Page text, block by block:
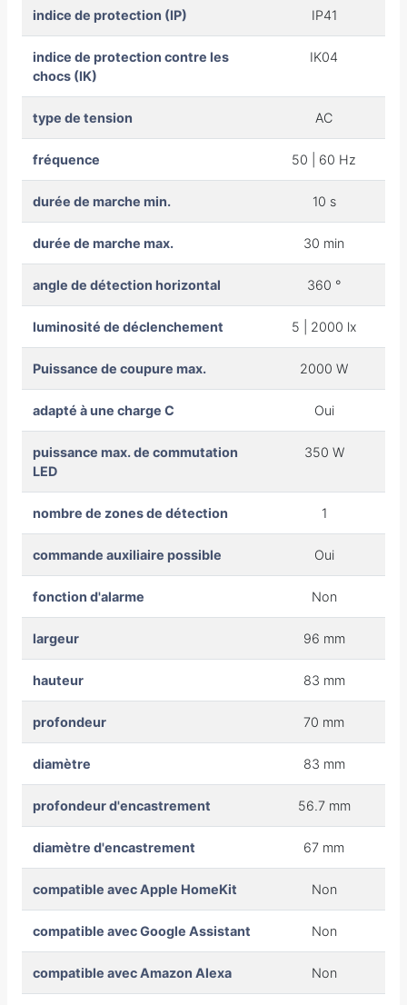
indice de protection (IP) IP41
indice de protection contre les
chocs (IK)
IK04
type de tension AC
fréquence 50 | 60 Hz
durée de marche min. 10 s
durée de marche max. 30 min
angle de détection horizontal 360 °
luminosité de déclenchement 5 | 2000 lx
Puissance de coupure max. 2000 W
adapté à une charge C Oui
puissance max. de commutation
LED
350 W
nombre de zones de détection 1
commande auxiliaire possible Oui
fonction d'alarme Non
largeur 96 mm
hauteur 83 mm
profondeur 70 mm
diamètre 83 mm
profondeur d'encastrement 56.7 mm
diamètre d'encastrement 67 mm
compatible avec Apple HomeKit Non
compatible avec Google Assistant Non
compatible avec Amazon Alexa Non